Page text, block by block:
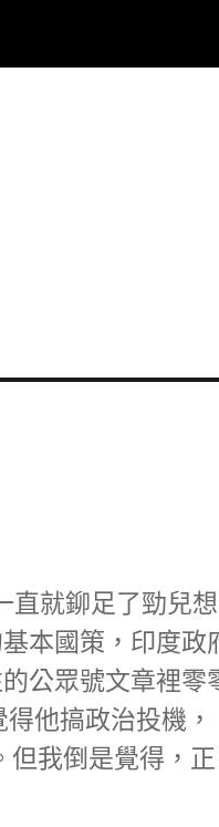
直就鉚足了勁兒想
本國策，印度政
公眾號文章裡零
他搞政治投機，
我倒是覺得，正